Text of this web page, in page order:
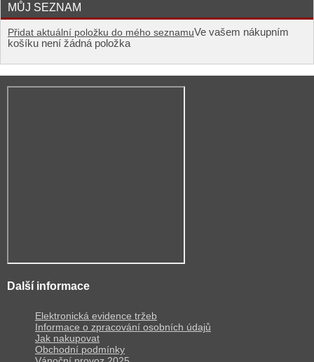
MŮJ SEZNAM
Přidat aktuální položku do mého seznamuVe vašem nákupním
košíku není žádná položka
Další informace
Elektronická evidence tržeb
Informace o zpracování osobních údajů
Jak nakupovat
Obchodní podmínky